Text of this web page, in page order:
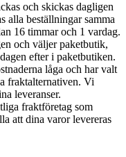
och skickas dagligen
alla beställningar samma
16 timmar och 1 vardag.
och väljer paketbutik,
efter i paketbutiken.
låga och har valt
fraktalternativen. Vi
leveranser.
fraktföretag som
att dina varor levereras